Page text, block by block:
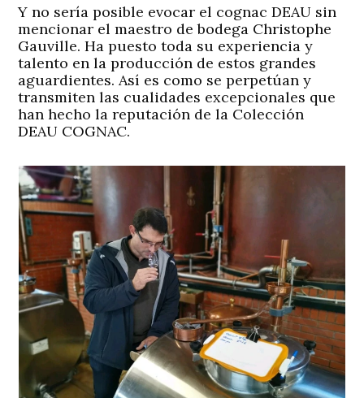
Y no sería posible evocar el cognac DEAU sin
mencionar el maestro de bodega Christophe
Gauville. Ha puesto toda su experiencia y
talento en la producción de estos grandes
aguardientes. Así es como se perpetúan y
transmiten las cualidades excepcionales que
han hecho la reputación de la Colección
DEAU COGNAC.